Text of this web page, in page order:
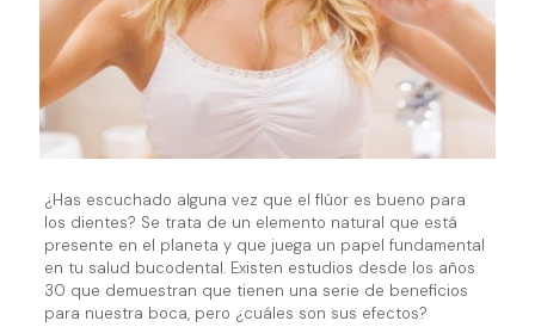
¿Has escuchado alguna vez que el flúor es bueno para
los dientes? Se trata de un elemento natural que está
presente en el planeta y que juega un papel fundamental
en tu salud bucodental. Existen estudios desde los años
30 que demuestran que tienen una serie de beneficios
para nuestra boca, pero ¿cuáles son sus efectos?